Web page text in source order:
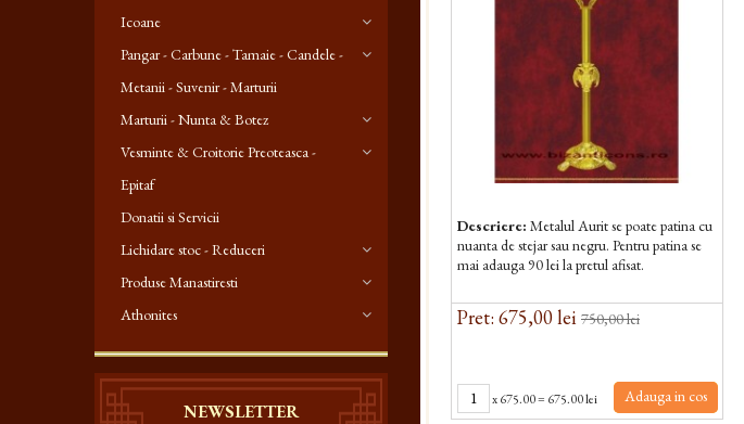
Icoane
Pangar - Carbune - Tamaie - Candele -
Metanii - Suvenir - Marturii
Marturii - Nunta & Botez
Vesminte & Croitorie Preoteasca -
Epitaf
Donatii si Servicii
Lichidare stoc - Reduceri
Produse Manastiresti
Athonites
NEWSLETTER
Descriere: Metalul Aurit se poate patina cu
nuanta de stejar sau negru. Pentru patina se
mai adauga 90 lei la pretul afisat.
Pret: 675,00 lei 750,00 lei
x675.00= 675.00 lei Adauga in cos